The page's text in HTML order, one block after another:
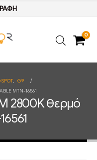
0
SPOT, G9
MTN-16561
2800K θερμό